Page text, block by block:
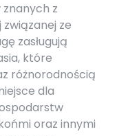
z
ze
zasługują
które
różnorodnością
dla
oraz innymi